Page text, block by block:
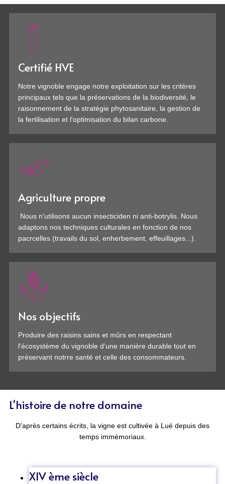
Certifié HVE
Notre vignoble engage notre exploitation sur les critères
principaux tels que la préservations de la biodiversité, le
raisonnement de la stratégie phytosanitaire, la gestion de
la fertilisation et l'optimisation du bilan carbone.
Agriculture propre
Nous n'utilisons aucun insecticiden ni anti-botrylis. Nous
adaptons nos techniques culturales en fonction de nos
pacrcelles (travails du sol, enherbement, effeuillages...).
Nos objectifs
Produire des raisins sains et mûrs en respectant
l'écosystème du vignoble d'une manière durable tout en
préservant notrre santé et celle des consommateurs.
L'histoire de notre domaine
D’après certains écrits, la vigne est cultivée à Lué depuis des
temps immémoriaux.
XIV ème siècle